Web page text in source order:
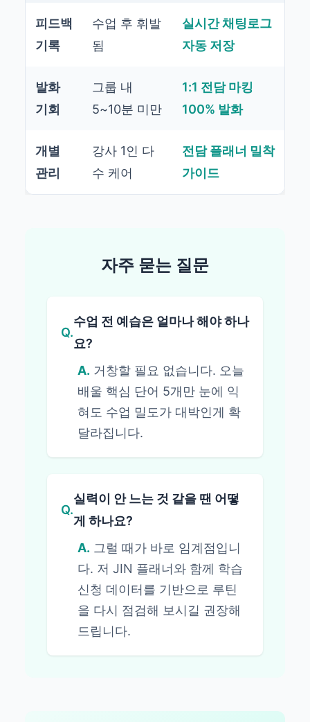
피드백
기록
수업 후 휘발
됨
실시간 채팅로그
자동 저장
발화
기회
그룹 내
5~10분 미만
1:1 전담 마킹
100% 발화
개별
관리
강사 1인 다
수 케어
전담 플래너 밀착
가이드
자주 묻는 질문
Q.
수업 전 예습은 얼마나 해야 하나
요?
A. 거창할 필요 없습니다. 오늘
배울 핵심 단어 5개만 눈에 익
혀도 수업 밀도가 대박인게 확
달라집니다.
Q.
실력이 안 느는 것 같을 땐 어떻
게 하나요?
A. 그럴 때가 바로 임계점입니
다. 저 JIN 플래너와 함께 학습
신청 데이터를 기반으로 루틴
을 다시 점검해 보시길 권장해
드립니다.